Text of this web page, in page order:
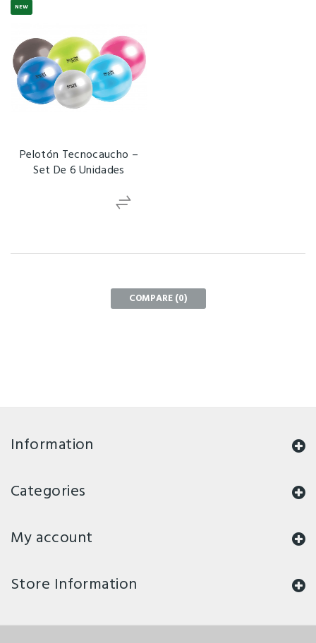
NEW
Pelotón Tecnocaucho –
Set De 6 Unidades
COMPARE (0)
Information
Categories
My account
Store Information